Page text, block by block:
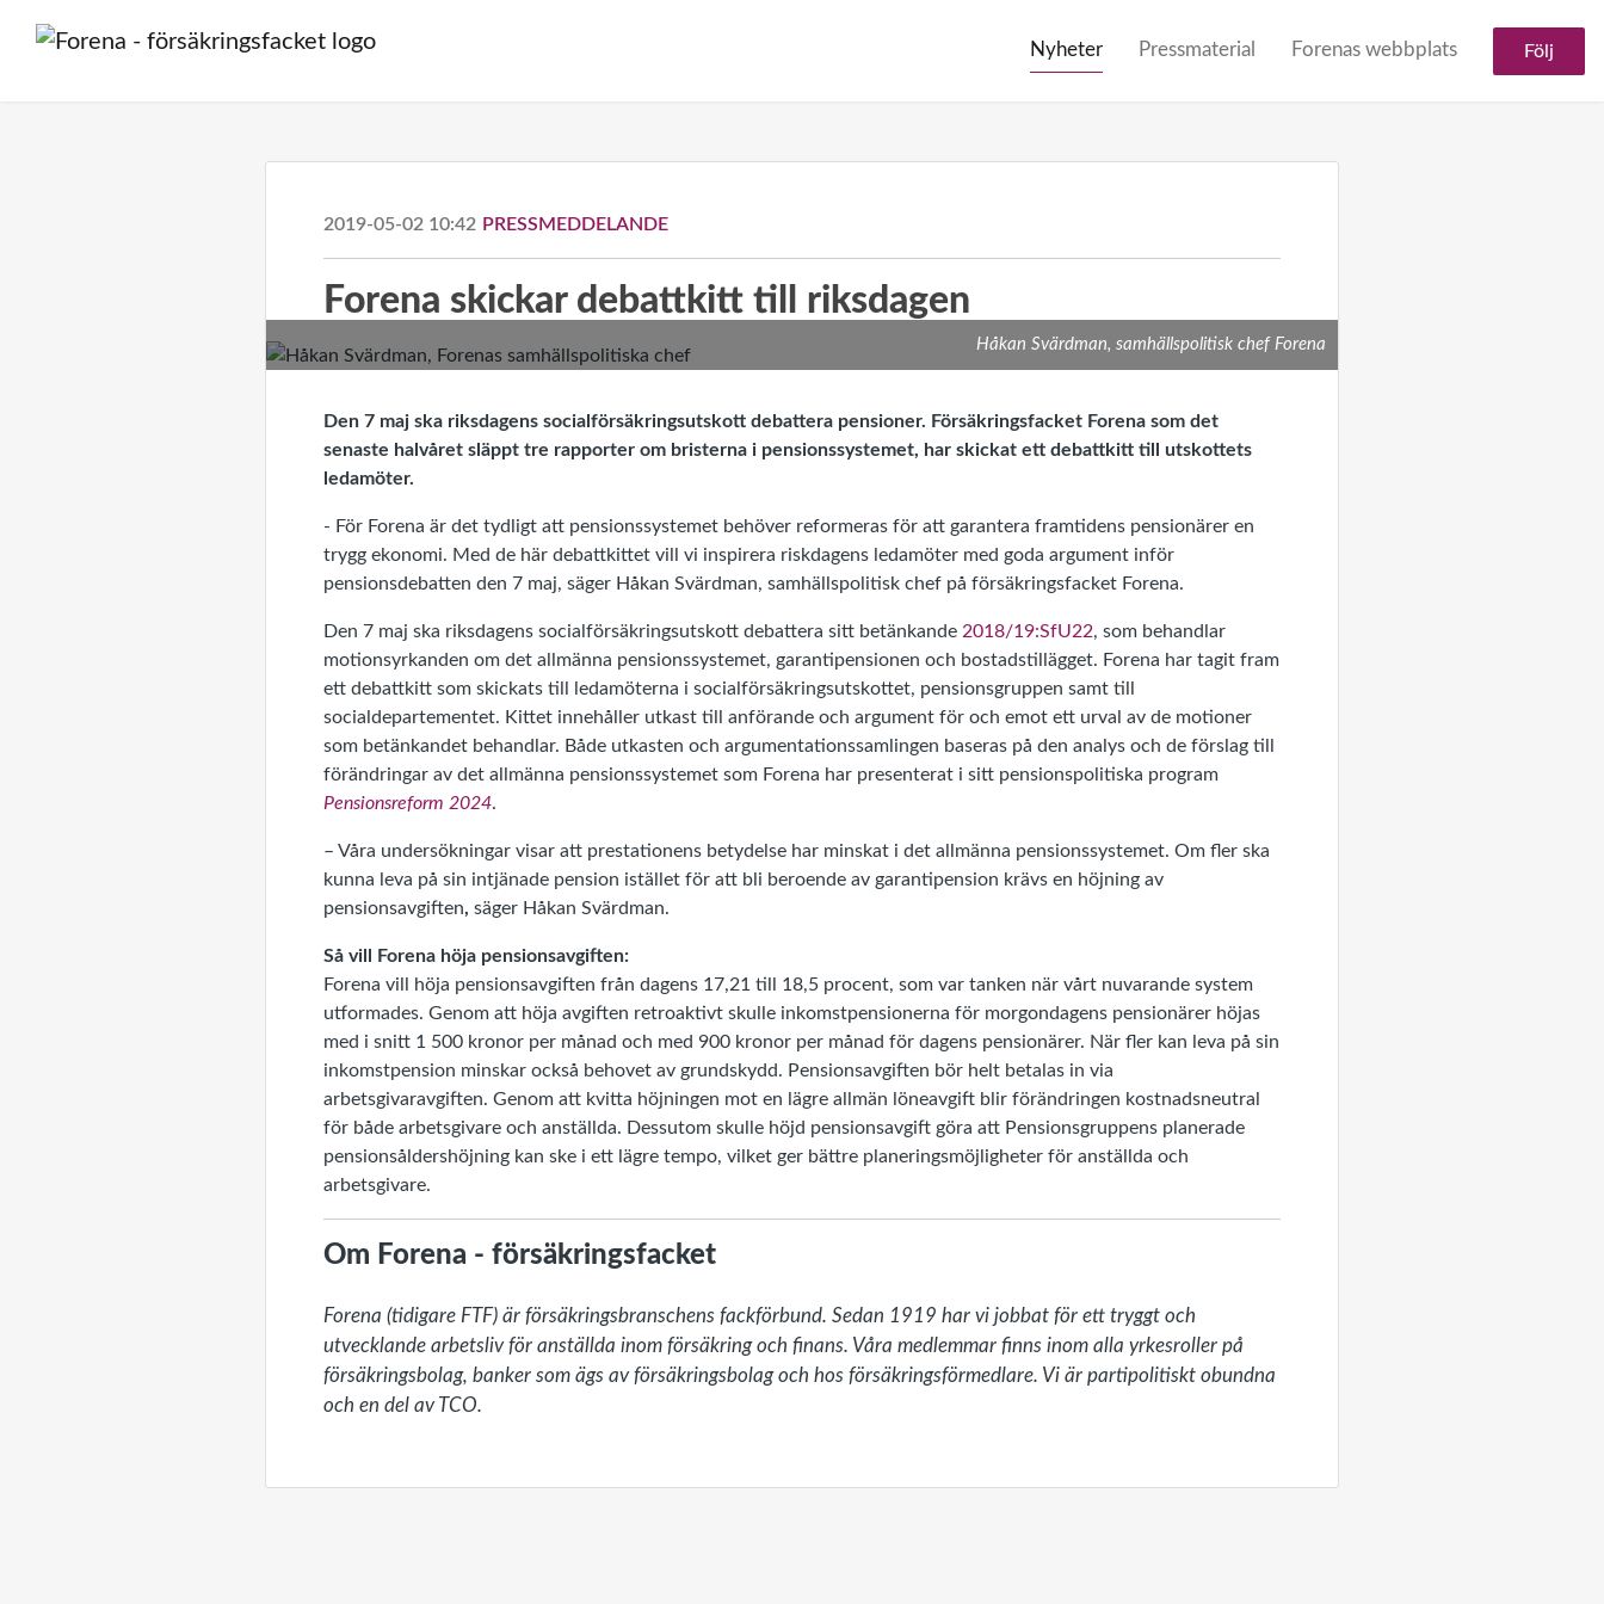
Nyheter Pressmaterial Forenas webbplats Följ
2019-05-02 10:42 PRESSMEDDELANDE
Forena skickar debattkitt till riksdagen
Håkan Svärdman, samhällspolitisk chef Forena
Den 7 maj ska riksdagens socialförsäkringsutskott debattera pensioner. Försäkringsfacket Forena som det
senaste halvåret släppt tre rapporter om bristerna i pensionssystemet, har skickat ett debattkitt till utskottets
ledamöter.
- För Forena är det tydligt att pensionssystemet behöver reformeras för att garantera framtidens pensionärer en
trygg ekonomi. Med de här debattkittet vill vi inspirera riskdagens ledamöter med goda argument inför
pensionsdebatten den 7 maj, säger Håkan Svärdman, samhällspolitisk chef på försäkringsfacket Forena.
Den 7 maj ska riksdagens socialförsäkringsutskott debattera sitt betänkande 2018/19:SfU22, som behandlar
motionsyrkanden om det allmänna pensionssystemet, garantipensionen och bostadstillägget. Forena har tagit fram
ett debattkitt som skickats till ledamöterna i socialförsäkringsutskottet, pensionsgruppen samt till
socialdepartementet. Kittet innehåller utkast till anförande och argument för och emot ett urval av de motioner
som betänkandet behandlar. Både utkasten och argumentationssamlingen baseras på den analys och de förslag till
förändringar av det allmänna pensionssystemet som Forena har presenterat i sitt pensionspolitiska program
Pensionsreform 2024.
– Våra undersökningar visar att prestationens betydelse har minskat i det allmänna pensionssystemet. Om fler ska
kunna leva på sin intjänade pension istället för att bli beroende av garantipension krävs en höjning av
pensionsavgiften, säger Håkan Svärdman.
Så vill Forena höja pensionsavgiften:
Forena vill höja pensionsavgiften från dagens 17,21 till 18,5 procent, som var tanken när vårt nuvarande system
utformades. Genom att höja avgiften retroaktivt skulle inkomstpensionerna för morgondagens pensionärer höjas
med i snitt 1 500 kronor per månad och med 900 kronor per månad för dagens pensionärer. När fler kan leva på sin
inkomstpension minskar också behovet av grundskydd. Pensionsavgiften bör helt betalas in via
arbetsgivaravgiften. Genom att kvitta höjningen mot en lägre allmän löneavgift blir förändringen kostnadsneutral
för både arbetsgivare och anställda. Dessutom skulle höjd pensionsavgift göra att Pensionsgruppens planerade
pensionsåldershöjning kan ske i ett lägre tempo, vilket ger bättre planeringsmöjligheter för anställda och
arbetsgivare.
Om Forena - försäkringsfacket
Forena (tidigare FTF) är försäkringsbranschens fackförbund. Sedan 1919 har vi jobbat för ett tryggt och
utvecklande arbetsliv för anställda inom försäkring och finans. Våra medlemmar finns inom alla yrkesroller på
försäkringsbolag, banker som ägs av försäkringsbolag och hos försäkringsförmedlare. Vi är partipolitiskt obundna
och en del av TCO.